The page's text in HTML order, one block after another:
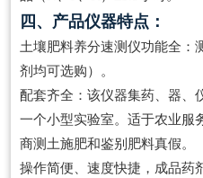
四、产品仪器特点：
土壤肥料养分速测仪功能全：
剂均可选购）。
配套齐全：该仪器集药、器、
一个小型实验室。适于农业服
商测土施肥和鉴别肥料真假。
操作简便、速度快捷，成品药